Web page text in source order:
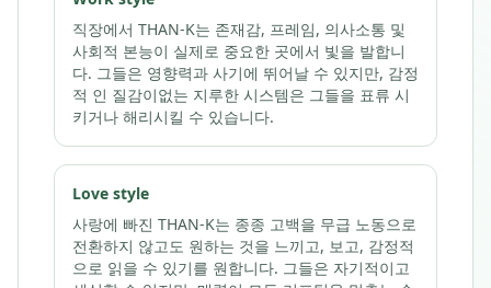
직장에서 THAN-K는 존재감, 프레임, 의사소통 및
사회적 본능이 실제로 중요한 곳에서 빛을 발합니
다. 그들은 영향력과 사기에 뛰어날 수 있지만, 감정
적 인 질감이없는 지루한 시스템은 그들을 표류 시
키거나 해리시킬 수 있습니다.
Love style
사랑에 빠진 THAN-K는 종종 고백을 무급 노동으로
전환하지 않고도 원하는 것을 느끼고, 보고, 감정적
으로 읽을 수 있기를 원합니다. 그들은 자기적이고